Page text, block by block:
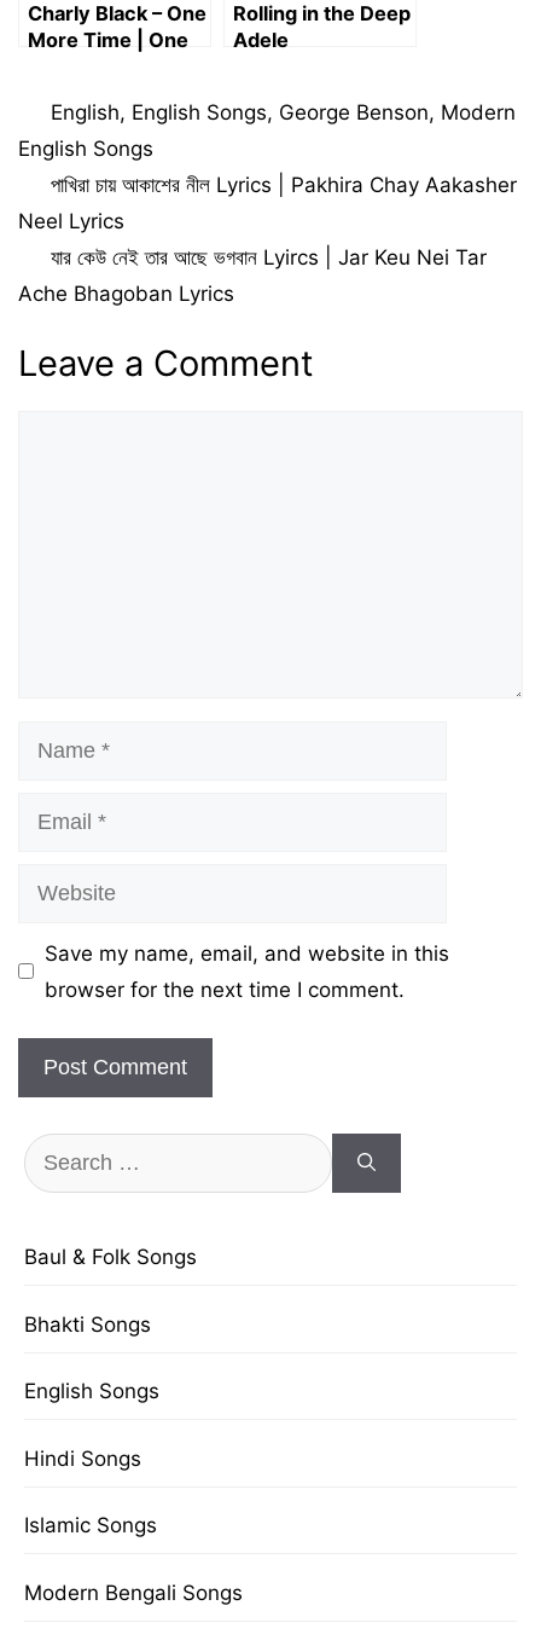
Charly Black – One
More Time | One
Rolling in the Deep
Adele
Categories
English, English Songs, George Benson, Modern
English Songs
পাখিরা চায় আকাশের নীল Lyrics | Pakhira Chay Aakasher
Neel Lyrics
যার কেউ নেই তার আছে ভগবান Lyircs | Jar Keu Nei Tar
Ache Bhagoban Lyrics
Leave a Comment
Name
Email
Website
Save my name, email, and website in this
browser for the next time I comment.
Search
for:
Baul & Folk Songs
Bhakti Songs
English Songs
Hindi Songs
Islamic Songs
Modern Bengali Songs